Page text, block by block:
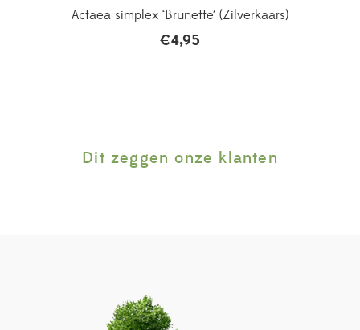
Actaea simplex ‘Brunette’ (Zilverkaars)
€4,95
Dit zeggen onze klanten